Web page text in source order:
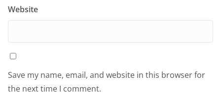
Website
Save my name, email, and website in this browser for
the next time I comment.